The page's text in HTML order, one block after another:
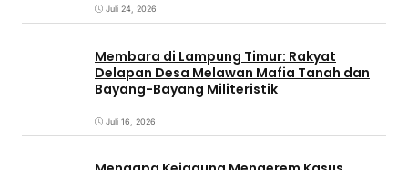
Juli 24, 2026
Membara di Lampung Timur: Rakyat
Delapan Desa Melawan Mafia Tanah dan
Bayang-Bayang Militeristik
Juli 16, 2026